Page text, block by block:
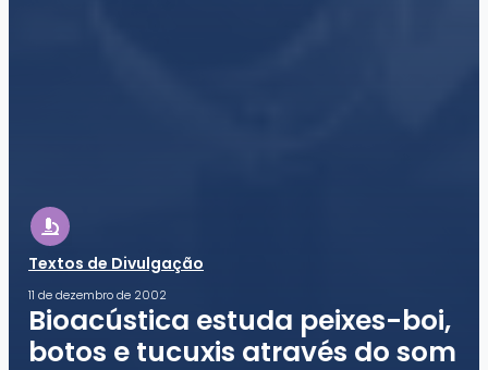
Textos de Divulgação
11 de dezembro de 2002
Bioacústica estuda peixes-boi,
botos e tucuxis através do som